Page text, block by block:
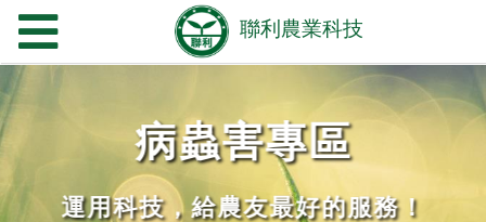
病蟲害專區
運用科技，給農友最好的服務！